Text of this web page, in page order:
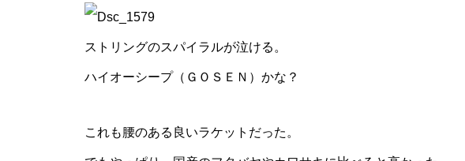
ストリングのスパイラルが泣ける。
ハイオーシープ（ＧＯＳＥＮ）かな？
これも腰のある良いラケットだった。